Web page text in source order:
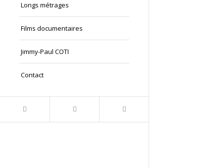
Longs métrages
Films documentaires
Jimmy-Paul COTI
Contact